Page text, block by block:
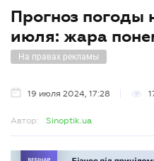
Прогноз погоды
июля: жара
На правах рекламы
19 июля 2024, 17:28
Автор: Sinoptik.ua